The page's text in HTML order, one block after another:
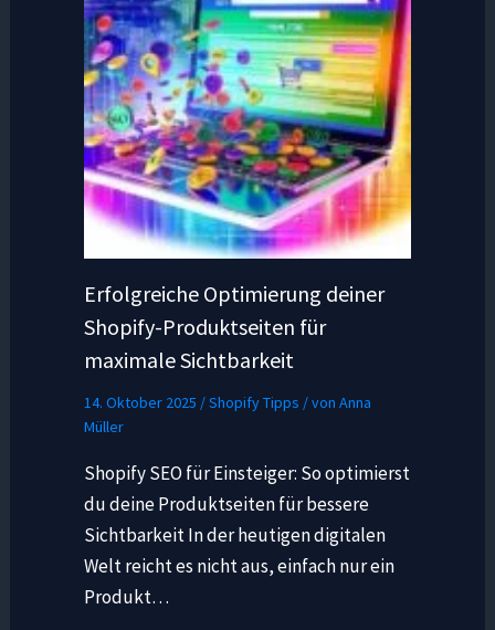
Erfolgreiche Optimierung deiner
Shopify-Produktseiten für
maximale Sichtbarkeit
14. Oktober 2025 /Shopify Tipps / von Anna
Müller
Shopify SEO für Einsteiger: So optimierst
du deine Produktseiten für bessere
Sichtbarkeit In der heutigen digitalen
Welt reicht es nicht aus, einfach nur ein
Produkt…